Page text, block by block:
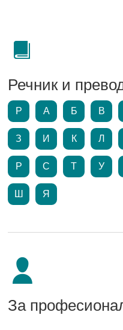
Речник и
P А Б В
З И К Л
Р С Т У
Ш Я
За